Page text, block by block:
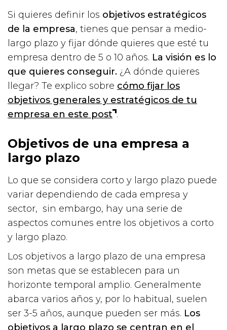
Si quieres definir los objetivos estratégicos
de la empresa, tienes que pensar a medio-
largo plazo y fijar dónde quieres que esté tu
empresa dentro de 5 o 10 años. La visión es lo
que quieres conseguir. ¿A dónde quieres
llegar? Te explico sobre cómo fijar los
objetivos generales y estratégicos de tu
empresa en este post .
Objetivos de una empresa a
largo plazo
Lo que se considera corto y largo plazo puede
variar dependiendo de cada empresa y
sector, sin embargo, hay una serie de
aspectos comunes entre los objetivos a corto
y largo plazo.
Los objetivos a largo plazo de una empresa
son metas que se establecen para un
horizonte temporal amplio. Generalmente
abarca varios años y, por lo habitual, suelen
ser 3-5 años, aunque pueden ser más. Los
objetivos a largo plazo se centran en el